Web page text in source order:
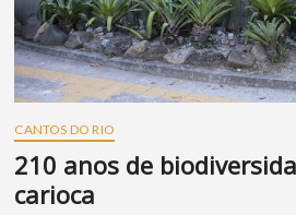
CANTOS DO RIO
210 anos de
carioca